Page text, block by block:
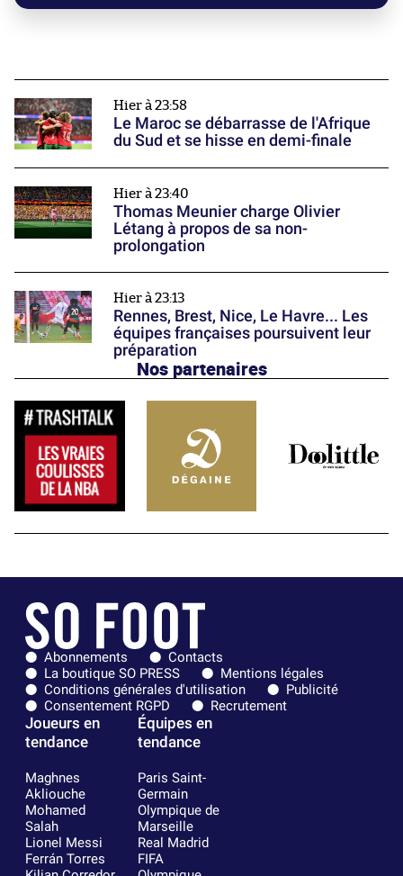
Hier à 23:58
Le Maroc se débarrasse de l'Afrique
du Sud et se hisse en demi-finale
Hier à 23:40
Thomas Meunier charge Olivier
Létang à propos de sa non-
prolongation
Hier à 23:13
Rennes, Brest, Nice, Le Havre... Les
équipes françaises poursuivent leur
préparation
Nos partenaires
Abonnements
Contacts
La boutique SO PRESS
Mentions légales
Conditions générales d'utilisation
Publicité
Consentement RGPD
Recrutement
Joueurs en
tendance
Maghnes
Akliouche
Mohamed
Salah
Lionel Messi
Ferrán Torres
Équipes en
tendance
Paris Saint-
Germain
Olympique de
Marseille
Real Madrid
FIFA